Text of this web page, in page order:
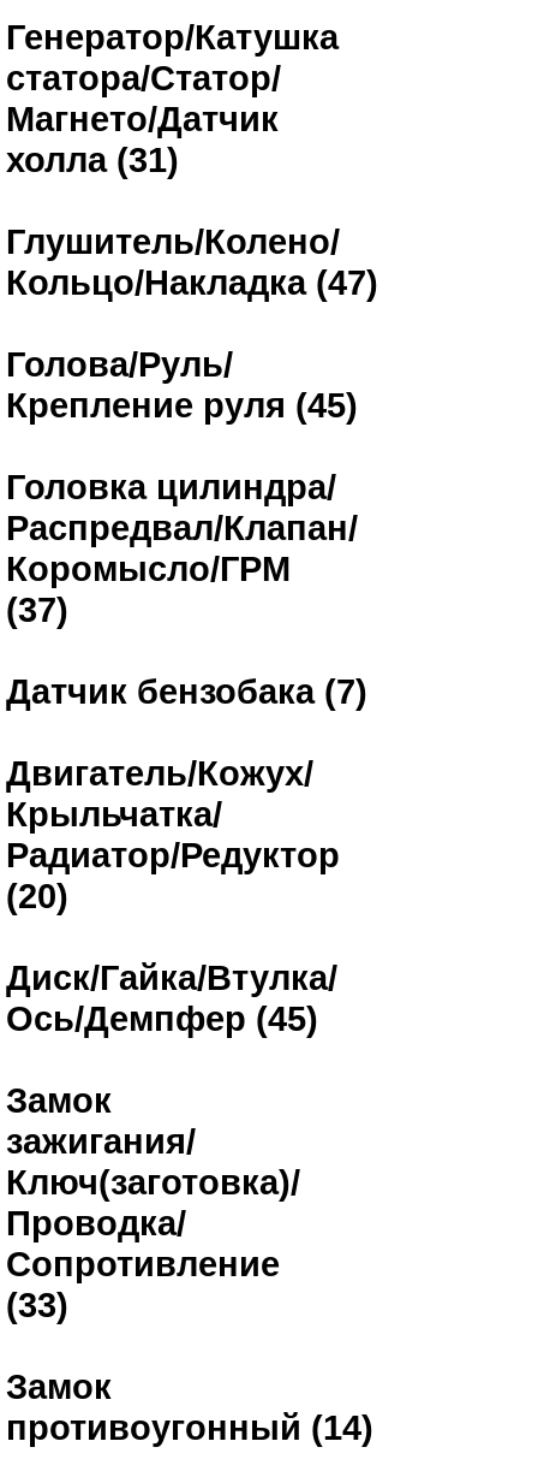
Генератор/Катушка
статора/Статор/
Магнето/Датчик
холла (31)
Глушитель/Колено/
Кольцо/Накладка (47)
Голова/Руль/
Крепление руля (45)
Головка цилиндра/
Распредвал/Клапан/
Коромысло/ГРМ
(37)
Датчик бензобака (7)
Двигатель/Кожух/
Крыльчатка/
Радиатор/Редуктор
(20)
Диск/Гайка/Втулка/
Ось/Демпфер (45)
Замок
зажигания/
Ключ(заготовка)/
Проводка/
Сопротивление
(33)
Замок
противоугонный (14)